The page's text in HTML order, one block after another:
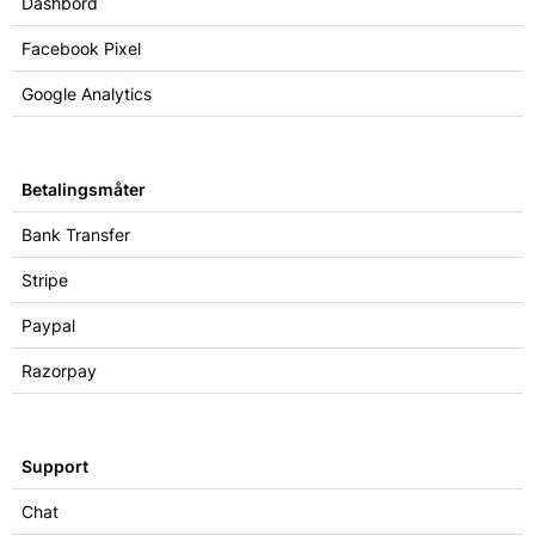
Facebook Pixel
Google Analytics
Betalingsmåter
Bank Transfer
Stripe
Paypal
Razorpay
Support
Chat